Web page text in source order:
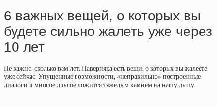
6 важных вещей, о которых вы
будете сильно жалеть уже через
10 лет
Не важно, сколько вам лет. Наверняка есть вещи, о которых вы жалеете
уже сейчас. Упущенные возможности, «неправильно» построенные
диалоги и многое другое ложится тяжелым камнем на нашу душу.